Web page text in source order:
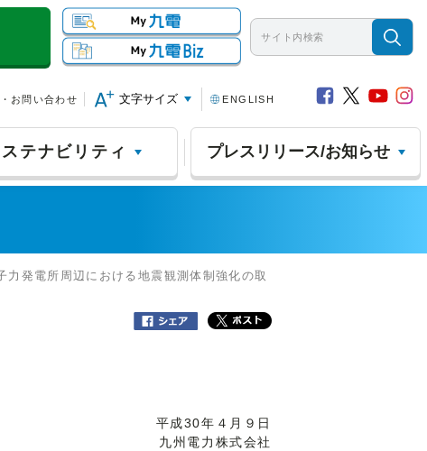
お問い合わせ 文字サイズ ENGLISH
テナビリティ プレスリリース/お知らせ
発電所周辺における地震観測体制強化の取
平成30年４月９日
九州電力株式会社